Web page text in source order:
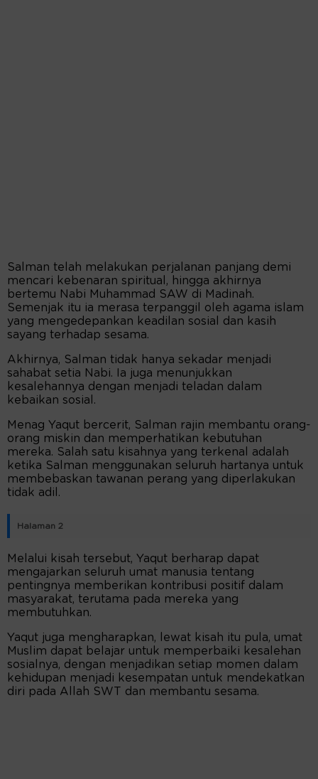
Salman telah melakukan perjalanan panjang demi
mencari kebenaran spiritual, hingga akhirnya
bertemu Nabi Muhammad SAW di Madinah.
Semenjak itu ia merasa terpanggil oleh agama islam
yang mengedepankan keadilan sosial dan kasih
sayang terhadap sesama.
Akhirnya, Salman tidak hanya sekadar menjadi
sahabat setia Nabi. Ia juga menunjukkan
kesalehannya dengan menjadi teladan dalam
kebaikan sosial.
Menag Yaqut bercerit, Salman rajin membantu orang-
orang miskin dan memperhatikan kebutuhan
mereka. Salah satu kisahnya yang terkenal adalah
ketika Salman menggunakan seluruh hartanya untuk
membebaskan tawanan perang yang diperlakukan
tidak adil.
Halaman 2
Melalui kisah tersebut, Yaqut berharap dapat
mengajarkan seluruh umat manusia tentang
pentingnya memberikan kontribusi positif dalam
masyarakat, terutama pada mereka yang
membutuhkan.
Yaqut juga mengharapkan, lewat kisah itu pula, umat
Muslim dapat belajar untuk memperbaiki kesalehan
sosialnya, dengan menjadikan setiap momen dalam
kehidupan menjadi kesempatan untuk mendekatkan
diri pada Allah SWT dan membantu sesama.